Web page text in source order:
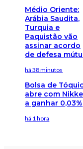
Médio Oriente:
Arábia Saudita,
Turquia e
Paquistão vão
assinar acordo
de defesa
há 38 minutos
Bolsa de
abre com
a ganhar 0,03%
há 1 hora